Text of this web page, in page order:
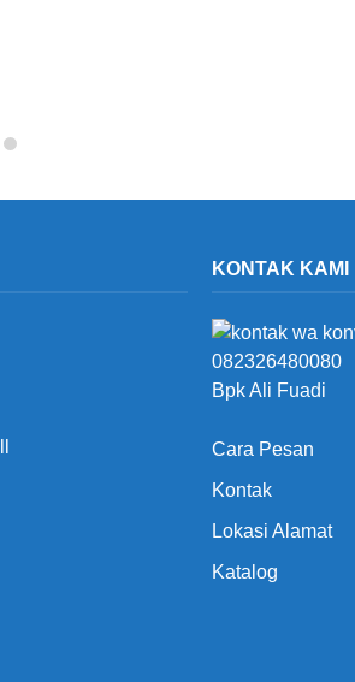
KONTAK KAMI
082326480080
Bpk Ali Fuadi
Cara Pesan
Kontak
Lokasi Alamat
Katalog